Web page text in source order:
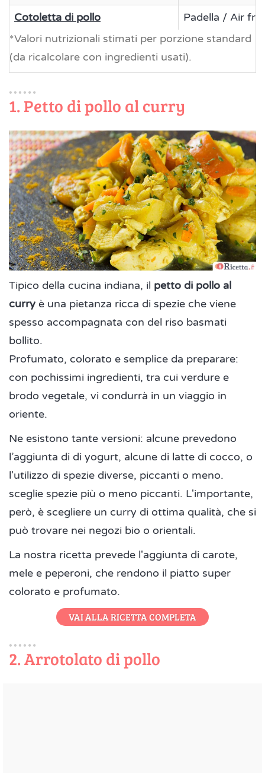
Cotoletta di pollo
Padella / Air
*Valori nutrizionali stimati per porzione standard
(da ricalcolare con ingredienti usati).
1. Petto di pollo al curry
Tipico della cucina indiana, il petto di pollo al
curry è una pietanza ricca di spezie che viene
spesso accompagnata con del riso basmati
bollito.
Profumato, colorato e semplice da preparare:
con pochissimi ingredienti, tra cui verdure e
brodo vegetale, vi condurrà in un viaggio in
oriente.
Ne esistono tante versioni: alcune prevedono
l’aggiunta di di yogurt, alcune di latte di cocco, o
l'utilizzo di spezie diverse, piccanti o meno.
sceglie spezie più o meno piccanti. L'importante,
però, è scegliere un curry di ottima qualità, che si
può trovare nei negozi bio o orientali.
La nostra ricetta prevede l'aggiunta di carote,
mele e peperoni, che rendono il piatto super
colorato e profumato.
VAI ALLA RICETTA COMPLETA
2. Arrotolato di pollo